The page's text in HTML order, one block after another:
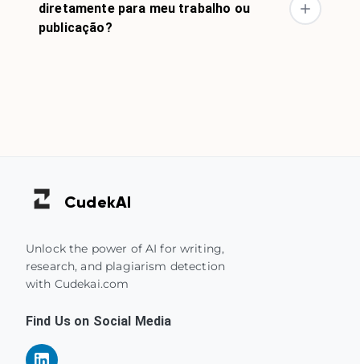
diretamente para meu trabalho ou
publicação?
CudekAI
Unlock the power of AI for writing,
research, and plagiarism detection
with Cudekai.com
Find Us on Social Media